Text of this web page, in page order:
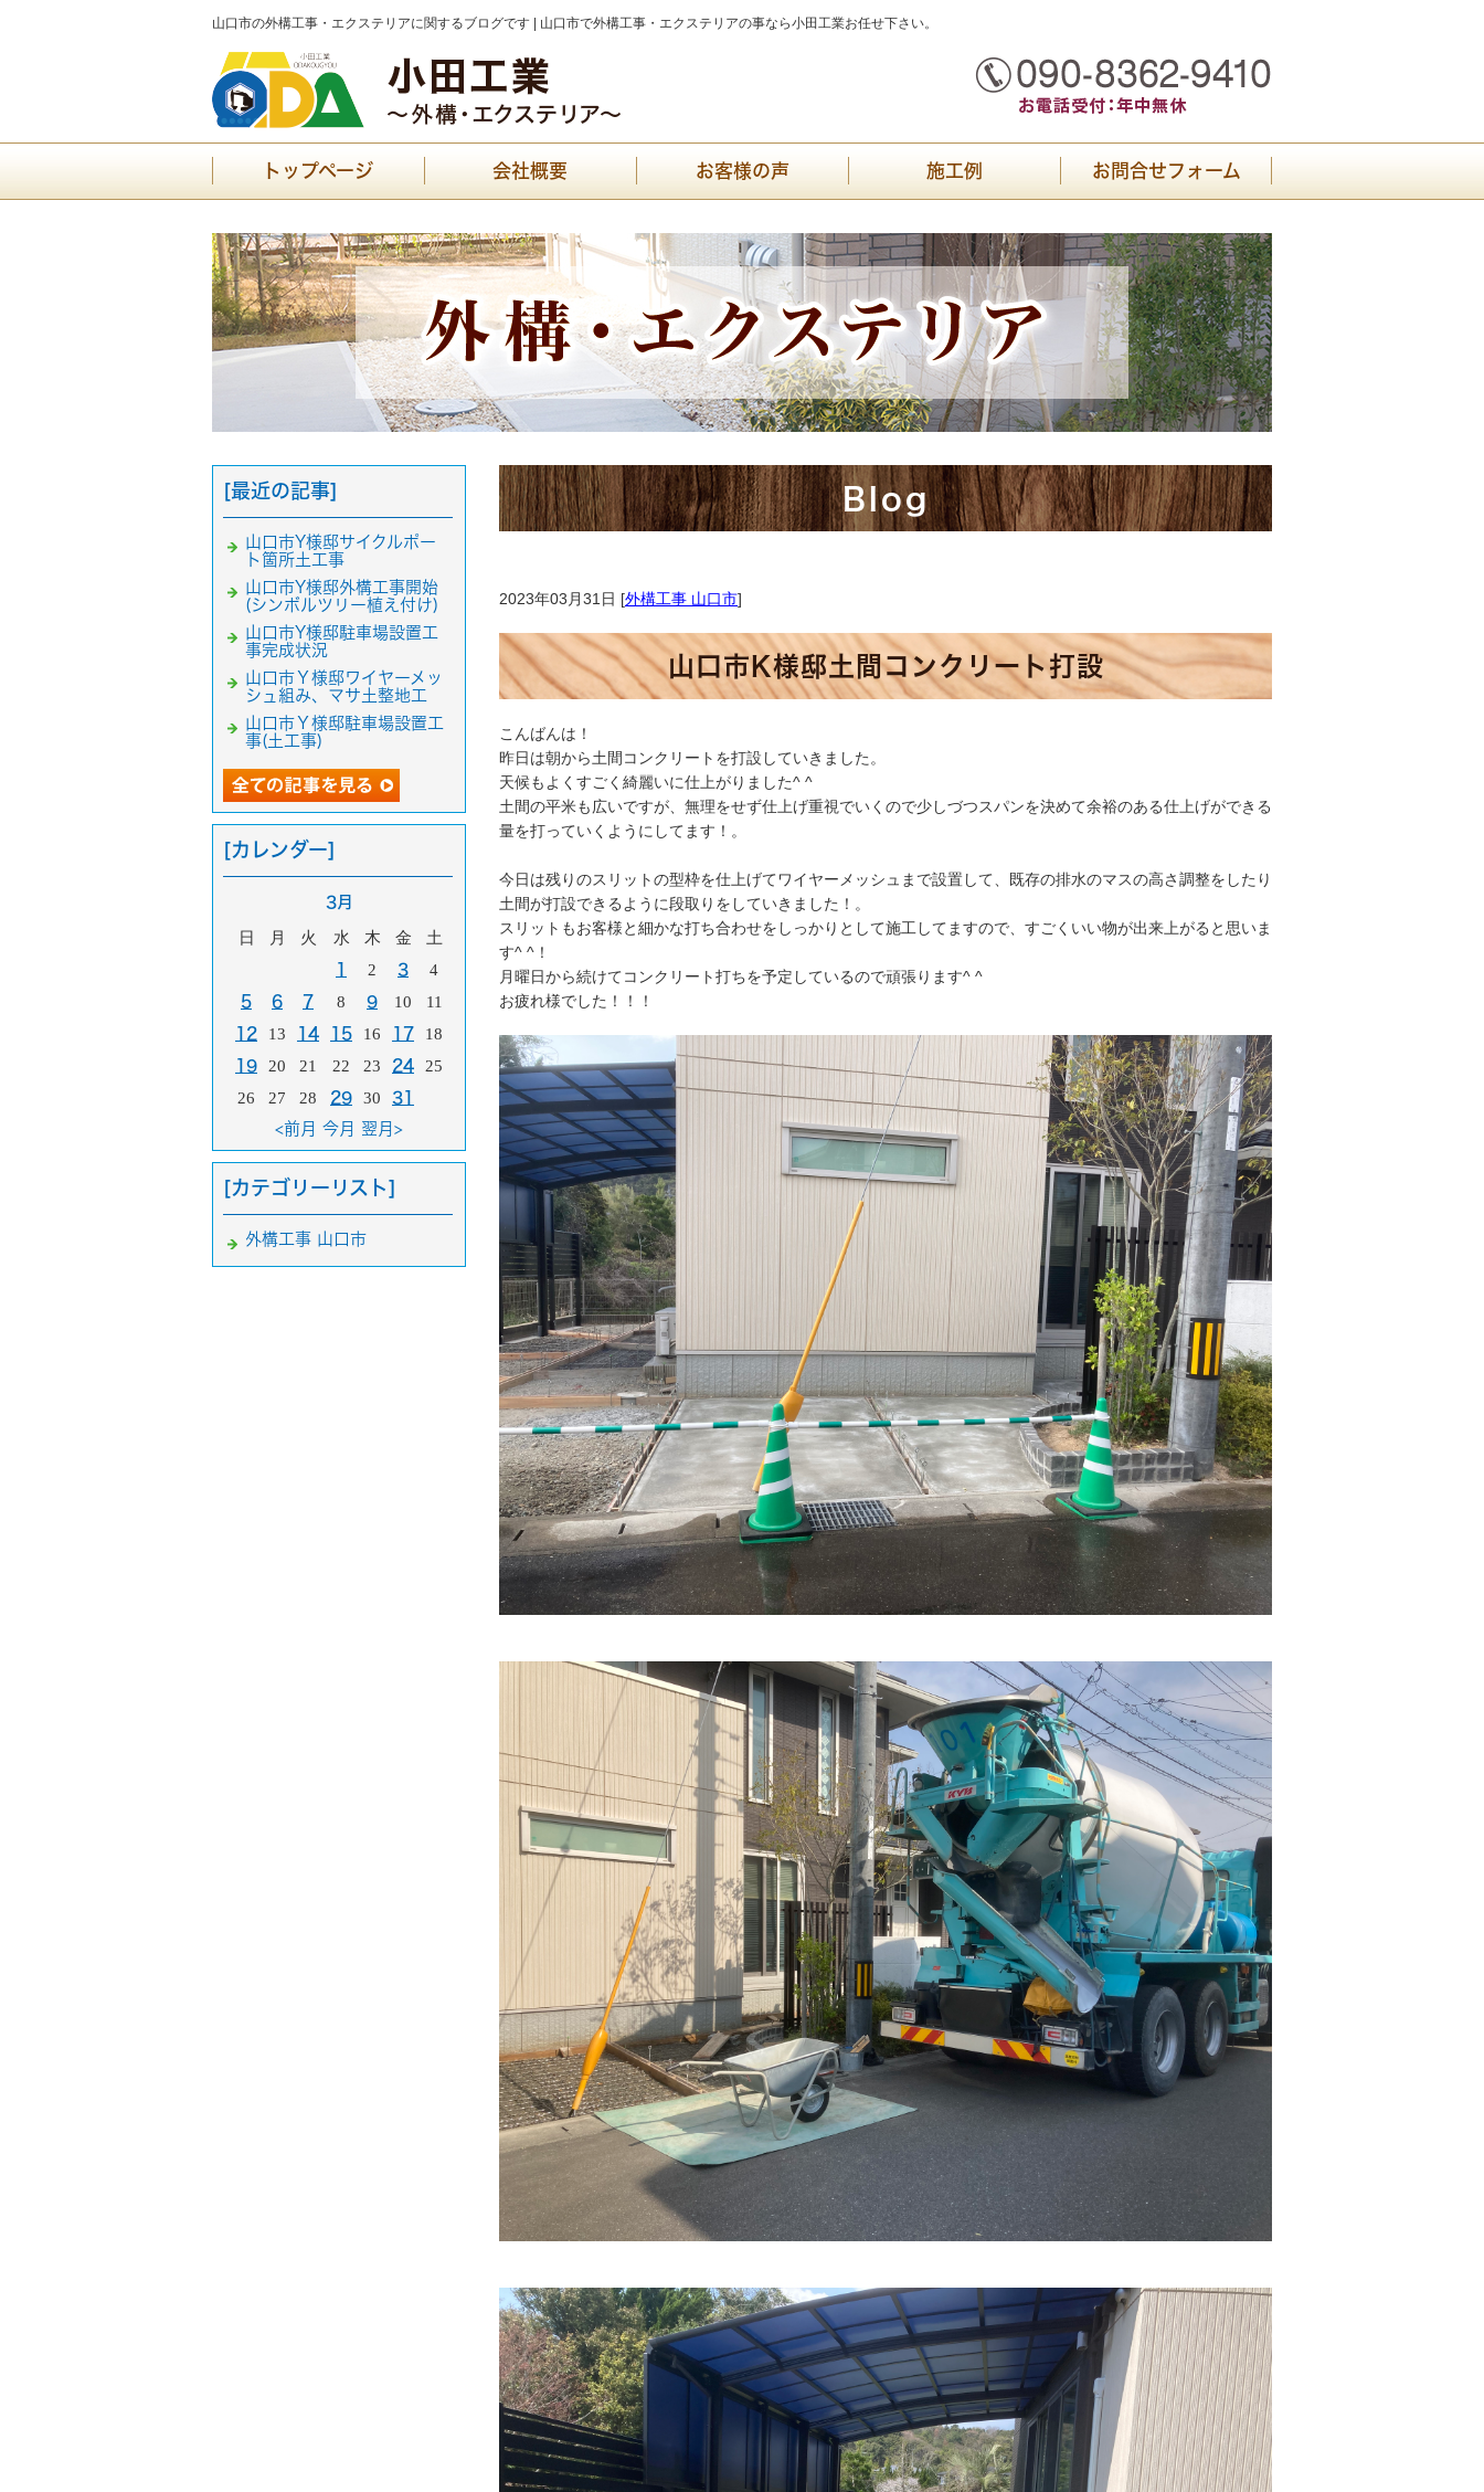
山口市の外構工事・エクステリアに関するブログです | 山口市で外構工事・エクステリアの事なら小田工業お任せ下さい。
トップページ 会社概要 お客様の声 施工例 お問合せフォーム
Blog
2023年03月31日 [外構工事 山口市]
山口市K様邸土間コンクリート打設
こんばんは！
昨日は朝から土間コンクリートを打設していきました。
天候もよくすごく綺麗いに仕上がりました^ ^
土間の平米も広いですが、無理をせず仕上げ重視でいくので少しづつスパンを決めて余裕のある仕上げができる
量を打っていくようにしてます！。
今日は残りのスリットの型枠を仕上げてワイヤーメッシュまで設置して、既存の排水のマスの高さ調整をしたり
土間が打設できるように段取りをしていきました！。
スリットもお客様と細かな打ち合わせをしっかりとして施工してますので、すごくいい物が出来上がると思いま
す^ ^！
月曜日から続けてコンクリート打ちを予定しているので頑張ります^ ^
お疲れ様でした！！！
[最近の記事]
山口市Y様邸サイクルポー
ト箇所土工事
山口市Y様邸外構工事開始
(シンボルツリー植え付け)
山口市Y様邸駐車場設置工
事完成状況
山口市Ｙ様邸ワイヤーメッ
シュ組み、マサ土整地工
山口市Ｙ様邸駐車場設置工
事(土工事)
[カレンダー]
3月
日 月 火 水 木 金 土
1 2 3 4
5 6 7 8 9 10 11
12 13 14 15 16 17 18
19 20 21 22 23 24
25
26
27 28 29 30
31
<前月 今月 翌月>
[カテゴリーリスト]
外構工事 山口市